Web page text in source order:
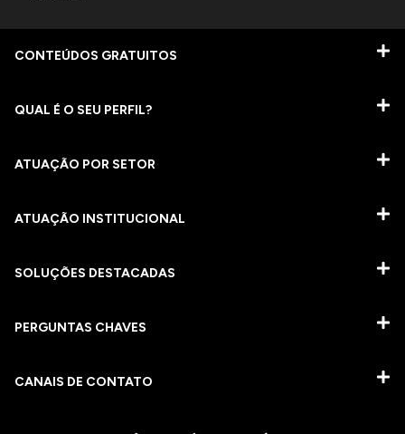
CONTEÚDOS GRATUITOS
QUAL É O SEU PERFIL?
ATUAÇÃO POR SETOR
ATUAÇÃO INSTITUCIONAL
SOLUÇÕES DESTACADAS
PERGUNTAS CHAVES​
CANAIS DE CONTATO